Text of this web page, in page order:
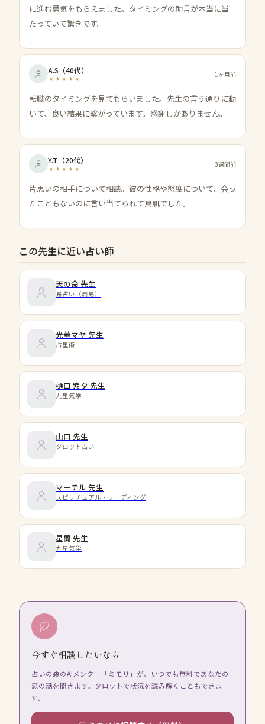
に進む勇気をもらえました。タイミングの助言が本当に当
たっていて驚きです。
A.S （40代） 1ヶ月前
転職のタイミングを見てもらいました。先生の言う通りに動
いて、良い結果に繋がっています。感謝しかありません。
Y.T （20代） 3週間前
片思いの相手について相談。彼の性格や態度について、会っ
たこともないのに言い当てられて鳥肌でした。
この先生に近い占い師
天の命 先生
易占い（周易）
光華マヤ 先生
占星術
樋口 紫夕 先生
九星気学
山口 先生
タロット占い
マーテル 先生
スピリチュアル・リーディング
星蘭 先生
九星気学
今すぐ相談したいなら
占いの森のAIメンター「ミモリ」が、いつでも無料であなたの
恋の話を聞きます。タロットで状況を読み解くこともできま
す。